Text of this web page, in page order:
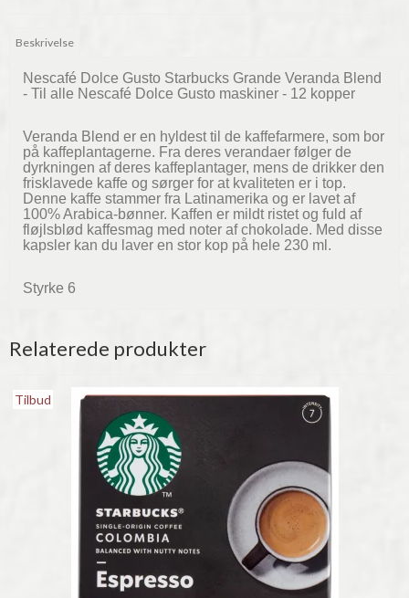
Beskrivelse
Nescafé Dolce Gusto Starbucks Grande Veranda Blend
- Til alle Nescafé Dolce Gusto maskiner - 12 kopper
Veranda Blend er en hyldest til de kaffefarmere, som bor
på kaffeplantagerne. Fra deres verandaer følger de
dyrkningen af deres kaffeplantager, mens de drikker den
frisklavede kaffe og sørger for at kvaliteten er i top.
Denne kaffe stammer fra Latinamerika og er lavet af
100% Arabica-bønner. Kaffen er mildt ristet og fuld af
fløjlsblød kaffesmag med noter af chokolade. Med disse
kapsler kan du laver en stor kop på hele 230 ml.
Styrke 6
Relaterede produkter
Tilbud